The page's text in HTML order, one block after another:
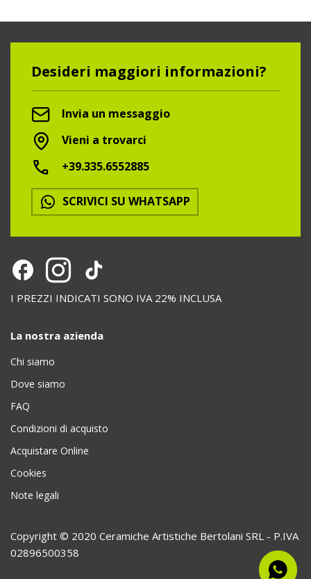
Desideri maggiori informazioni?
Invia un messaggio
Vieni a trovarci
+39.335.6552885
SCRIVICI SU WHATSAPP
I PREZZI INDICATI SONO IVA 22% INCLUSA
La nostra azienda
Chi siamo
Dove siamo
FAQ
Condizioni di acquisto
Acquistare Online
Cookies
Note legali
Copyright © 2020 Ceramiche Artistiche Bertolani SRL - P.IVA
02896500358